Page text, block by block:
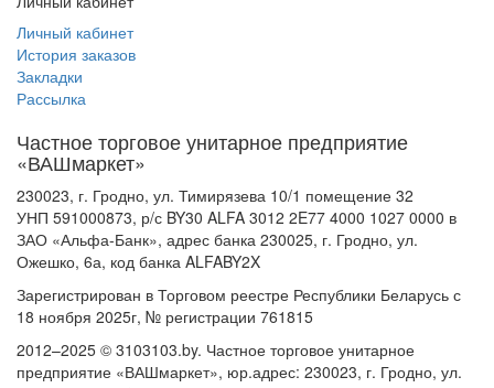
Личный кабинет
История заказов
Закладки
Рассылка
Частное торговое унитарное предприятие
«ВАШмаркет»
230023, г. Гродно, ул. Тимирязева 10/1 помещение 32
УНП 591000873, р/с BY30 ALFA 3012 2E77 4000 1027 0000 в
ЗАО «Альфа-Банк», адрес банка 230025, г. Гродно, ул.
Ожешко, 6а, код банка ALFABY2X
Зарегистрирован в Торговом реестре Республики Беларусь с
18 ноября 2025г, № регистрации 761815
2012–2025 © 3103103.by. Частное торговое унитарное
предприятие «ВАШмаркет», юр.адрес: 230023, г. Гродно, ул.